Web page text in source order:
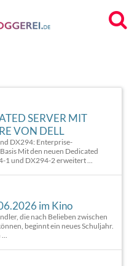
SERVER MIT
VON DELL
DX294: Enterprise-
Mit den neuen Dedicated
1 und DX294-2 erweitert ...
im Kino
die nach Belieben zwischen
beginnt ein neues Schuljahr.